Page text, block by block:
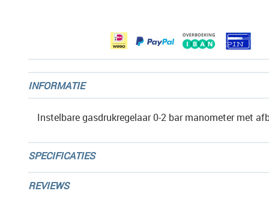
INFORMATIE
Instelbare gasdrukregelaar 0-2 bar manometer met
SPECIFICATIES
REVIEWS